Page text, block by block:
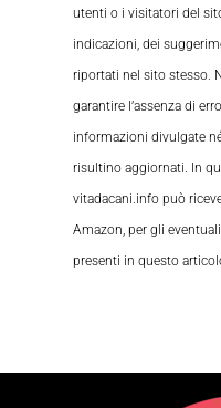
utenti o i visitatori del
indicazioni, dei
riportati nel sito stesso.
garantire l’assenza di
informazioni divulgate
risultino aggiornati. In
vitadacani.info può
Amazon, per gli
presenti in questo